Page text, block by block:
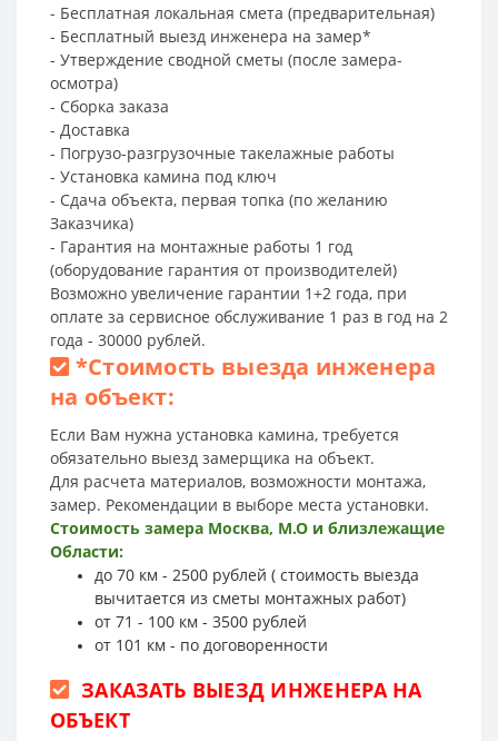
- Бесплатная локальная смета (предварительная)
- Бесплатный выезд инженера на замер*
- Утверждение сводной сметы (после замера-
осмотра)
- Сборка заказа
- Доставка
- Погрузо-разгрузочные такелажные работы
- Установка камина под ключ
- Сдача объекта, первая топка (по желанию
Заказчика)
- Гарантия на монтажные работы 1 год
(оборудование гарантия от производителей)
Возможно увеличение гарантии 1+2 года, при
оплате за сервисное обслуживание 1 раз в год на 2
года - 30000 рублей.
*Стоимость выезда инженера
на объект:
Если Вам нужна установка камина, требуется
обязательно выезд замерщика на объект.
Для расчета материалов, возможности монтажа,
замер. Рекомендации в выборе места установки.
Стоимость замера Москва, М.О и близлежащие
Области:
до 70 км - 2500 рублей ( стоимость выезда
вычитается из сметы монтажных работ)
от 71 - 100 км - 3500 рублей
от 101 км - по договоренности
ЗАКАЗАТЬ ВЫЕЗД ИНЖЕНЕРА НА
ОБЪЕКТ